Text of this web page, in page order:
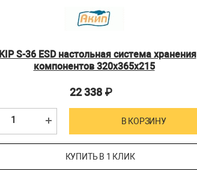
S-36 ESD настольная система хранения
компонентов 320х365х215
22 338 ₽
В КОРЗИНУ
КУПИТЬ В 1 КЛИК